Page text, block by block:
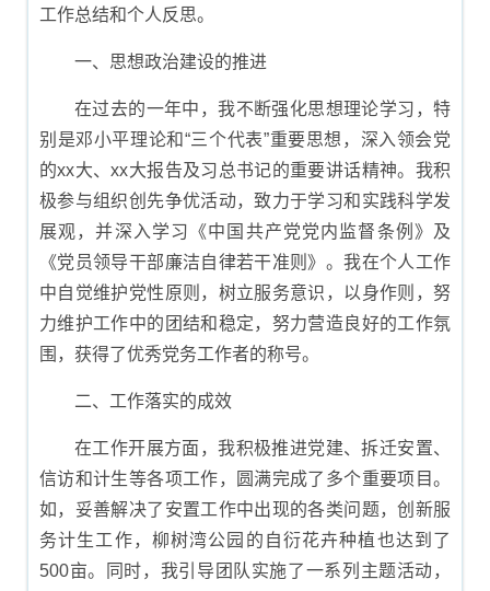
工作总结和个人反思。
一、思想政治建设的推进
在过去的一年中，我不断强化思想理论学习，特
别是邓小平理论和“三个代表”重要思想，深入领会党
的xx大、xx大报告及习总书记的重要讲话精神。我积
极参与组织创先争优活动，致力于学习和实践科学发
展观，并深入学习《中国共产党党内监督条例》及
《党员领导干部廉洁自律若干准则》。我在个人工作
中自觉维护党性原则，树立服务意识，以身作则，努
力维护工作中的团结和稳定，努力营造良好的工作氛
围，获得了优秀党务工作者的称号。
二、工作落实的成效
在工作开展方面，我积极推进党建、拆迁安置、
信访和计生等各项工作，圆满完成了多个重要项目。
如，妥善解决了安置工作中出现的各类问题，创新服
务计生工作，柳树湾公园的自衍花卉种植也达到了
500亩。同时，我引导团队实施了一系列主题活动，